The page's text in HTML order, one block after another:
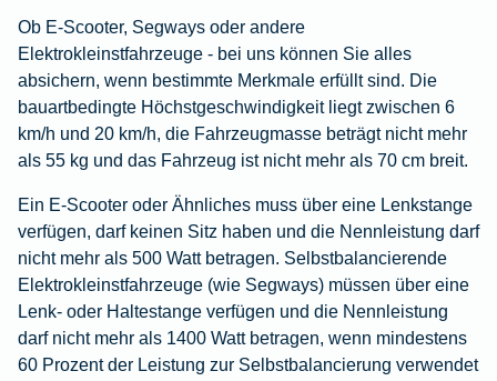
Ob E-Scooter, Segways oder andere
Elektrokleinstfahrzeuge - bei uns können Sie alles
absichern, wenn bestimmte Merkmale erfüllt sind. Die
bauartbedingte Höchstgeschwindigkeit liegt zwischen 6
km/h und 20 km/h, die Fahrzeugmasse beträgt nicht mehr
als 55 kg und das Fahrzeug ist nicht mehr als 70 cm breit.
Ein E-Scooter oder Ähnliches muss über eine Lenkstange
verfügen, darf keinen Sitz haben und die Nennleistung darf
nicht mehr als 500 Watt betragen. Selbstbalancierende
Elektrokleinstfahrzeuge (wie Segways) müssen über eine
Lenk- oder Haltestange verfügen und die Nennleistung
darf nicht mehr als 1400 Watt betragen, wenn mindestens
60 Prozent der Leistung zur Selbstbalancierung verwendet